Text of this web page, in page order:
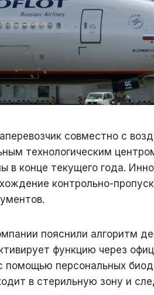
совместно с
технологическим
в конце текущего года.
контрольно-
пояснили алгоритм
функцию через
помощью персональных
в стерильную зону и